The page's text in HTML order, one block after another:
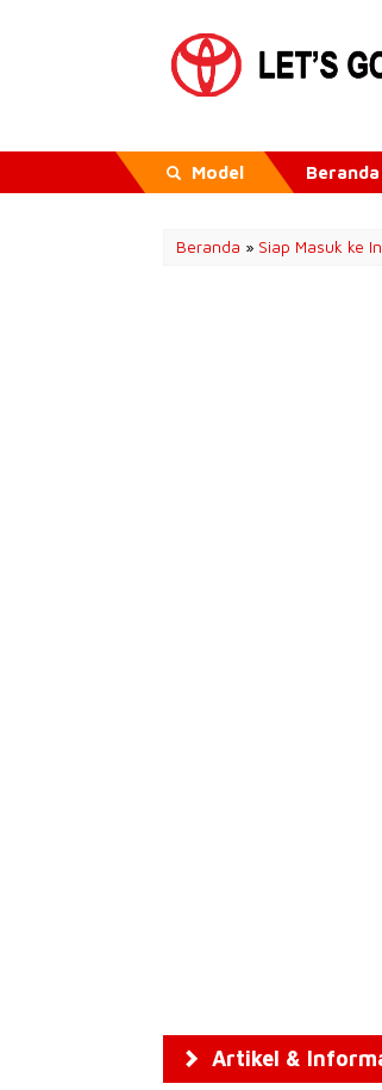
Model Beranda
Beranda » Siap Masuk ke
Artikel &